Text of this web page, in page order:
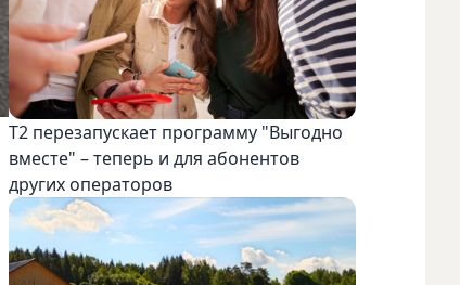
Т2 перезапускает программу "Выгодно
вместе" – теперь и для абонентов
других операторов